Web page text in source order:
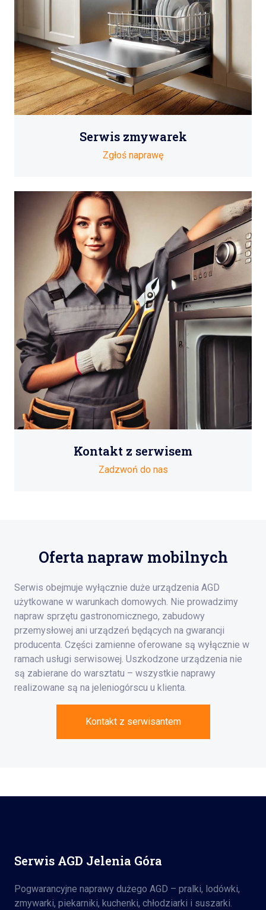
Serwis zmywarek
Zgłoś naprawę
Kontakt z serwisem
Zadzwoń do nas
Oferta napraw mobilnych
Serwis obejmuje wyłącznie duże urządzenia AGD
użytkowane w warunkach domowych. Nie prowadzimy
napraw sprzętu gastronomicznego, zabudowy
przemysłowej ani urządzeń będących na gwarancji
producenta. Części zamienne oferowane są wyłącznie w
ramach usługi serwisowej. Uszkodzone urządzenia nie
są zabierane do warsztatu – wszystkie naprawy
realizowane są na jeleniogórscu u klienta.
Kontakt z serwisantem
Serwis AGD Jelenia Góra
Pogwarancyjne naprawy dużego AGD – pralki, lodówki,
zmywarki, piekarniki, kuchenki, chłodziarki i suszarki.